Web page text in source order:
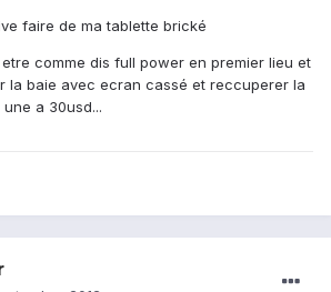
faire de ma tablette brické
comme dis full power en premier lieu et
la baie avec ecran cassé et reccuperer la
a 30usd...